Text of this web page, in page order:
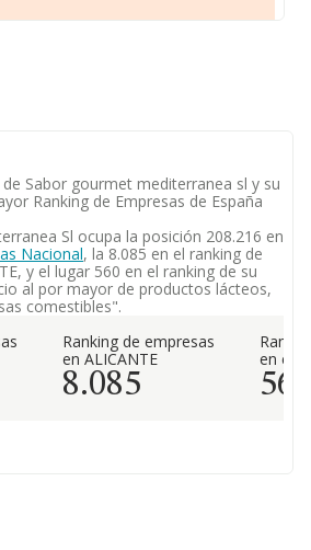
Sabor gourmet mediterranea sl y su
Ranking de Empresas de España
Sl ocupa la posición 208.216 en
Nacional, la 8.085 en el ranking de
y el lugar 560 en el ranking de su
al por mayor de productos lácteos,
comestibles".
Ranking de empresas
en ALICANTE
8.085
en el
560